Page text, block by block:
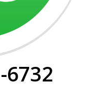
6732